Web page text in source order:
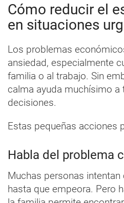
Cómo reducir el
en situaciones
Los problemas
ansiedad, especialmente
familia o al trabajo. Sin
calma ayuda muchísimo a
decisiones.
Estas pequeñas acciones
Habla del problema
Muchas personas
hasta que empeora. Pero